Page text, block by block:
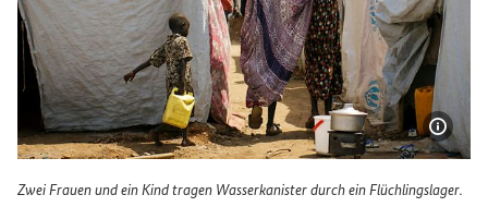
Zwei Frauen und ein Kind tragen Wasserkanister durch ein Flüchlingslager.